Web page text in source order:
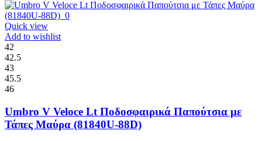
Quick view
Add to wishlist
42
42.5
43
45.5
46
Umbro V Veloce Lt Ποδοσφαιρικά Παπούτσια με
Τάπες Μαύρα (81840U-88D)